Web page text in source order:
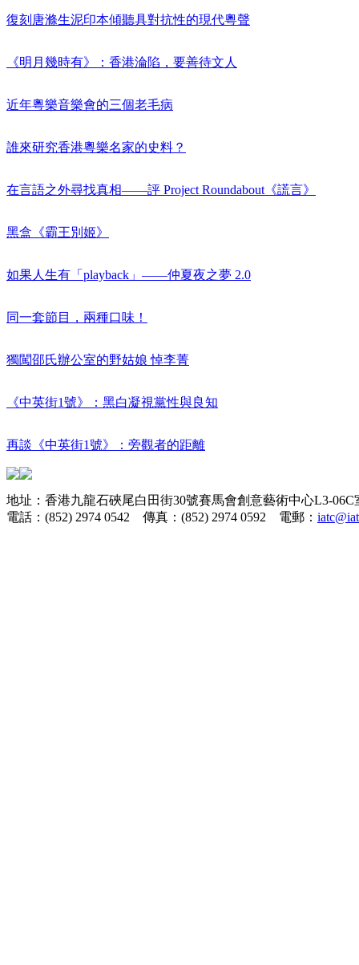
復刻唐滌生泥印本傾聽具對抗性的現代粵聲
《明月幾時有》：香港淪陷，要善待文人
近年粵樂音樂會的三個老毛病
誰來研究香港粵樂名家的史料？
在言語之外尋找真相——評 Project Roundabout《謊言》
黑盒《霸王別姬》
如果人生有「playback」——仲夏夜之夢 2.0
同一套節目，兩種口味！
獨闖邵氏辦公室的野姑娘 悼李菁
《中英街1號》：黑白凝視黨性與良知
再談《中英街1號》：旁觀者的距離
地址：香港九龍石硤尾白田街30號賽馬會創意藝術中心L3-06C
電話：(852) 2974 0542 傳真：(852) 2974 0592 電郵：